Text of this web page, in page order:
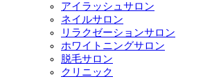
アイラッシュサロン
ネイルサロン
リラクゼーションサロン
ホワイトニングサロン
脱毛サロン
クリニック